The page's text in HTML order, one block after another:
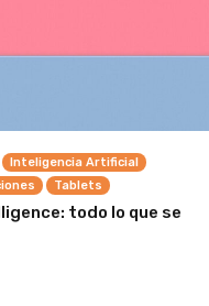
Inteligencia Artificial
Tablets
todo lo que se